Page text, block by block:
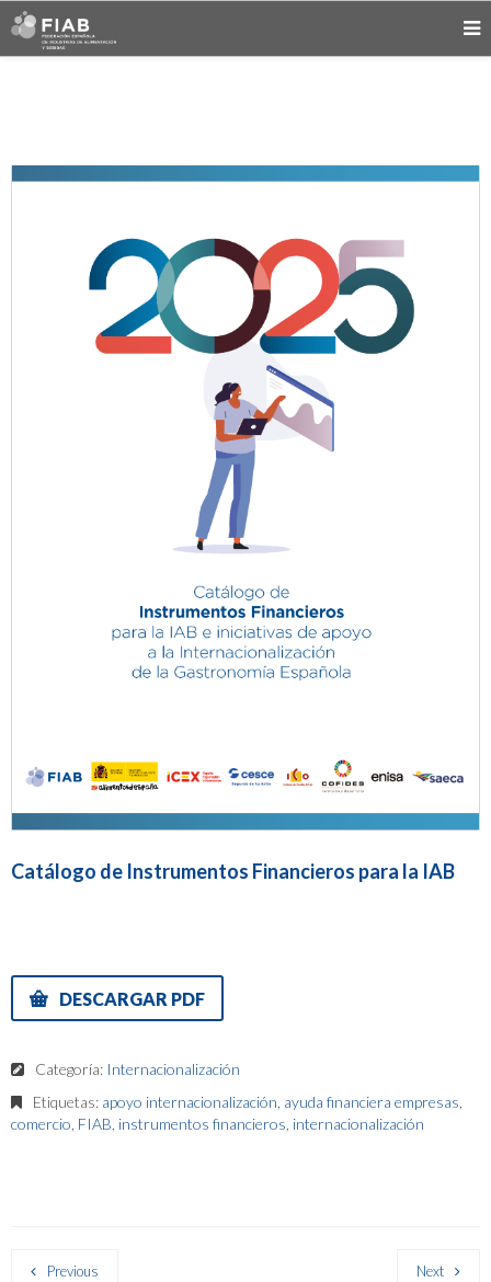
Catálogo de Instrumentos Financieros para la IAB
DESCARGAR PDF
Categoría: Internacionalización
Etiquetas: apoyo internacionalización ayuda financiera empresas
comercio FIAB instrumentos financieros internacionalización
Previous Next